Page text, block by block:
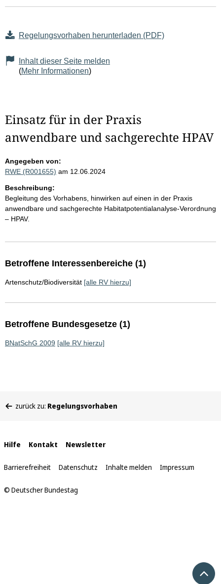
Regelungsvorhaben herunterladen (PDF)
Inhalt dieser Seite melden
(Mehr Informationen)
Einsatz für in der Praxis
anwendbare und sachgerechte HPAV
Angegeben von:
RWE (R001655) am 12.06.2024
Beschreibung:
Begleitung des Vorhabens, hinwirken auf einen in der Praxis
anwendbare und sachgerechte Habitatpotentialanalyse-Verordnung
– HPAV.
Betroffene Interessenbereiche (1)
Artenschutz/Biodiversität [alle RV hierzu]
Betroffene Bundesgesetze (1)
BNatSchG 2009 [alle RV hierzu]
befinden
zurück zu: Regelungsvorhaben
Interne
Links
Hilfe Kontakt Newsletter
Barrierefreiheit Datenschutz Inhalte melden Impressum
© Deutscher Bundestag